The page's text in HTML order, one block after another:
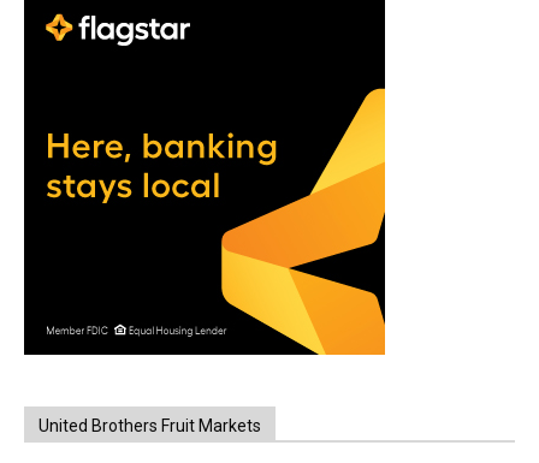
United Brothers Fruit Markets